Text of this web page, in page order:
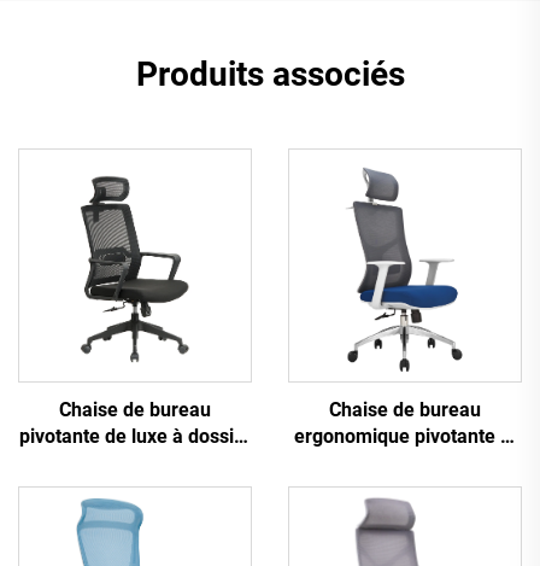
Produits associés
Chaise de bureau
pivotante de luxe à dossier
tâches de personnel,
bureau d'ordinateur
ergonomique en maille
Chaise de bureau
ergonomique pivotante et
pour tâches informatiques